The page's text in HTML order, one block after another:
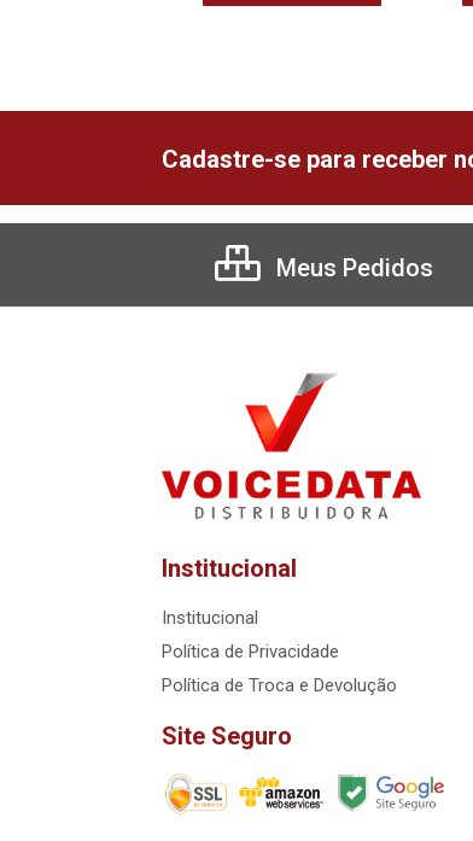
Cadastre-se para receber
Meus Pedidos
Institucional
Institucional
Política de Privacidade
Política de Troca e Devolução
Site Seguro